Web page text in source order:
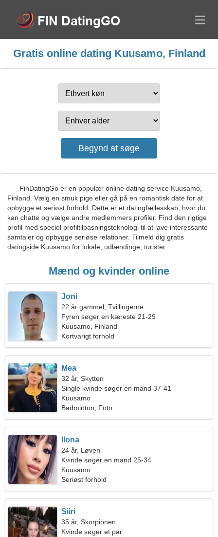
Gratis online dating Kuusamo, Finland
FinDatingGo er en populær online dating service Kuusamo,
Finland. Vælg en smuk pige eller gå på en romantisk date for at
opbygge et seriøst forhold. Dette er et datingfællesskab, hvor du
kan chatte og vælge andre medlemmers profiler. Find den rigtige
profil med speciel profiltilpasningsteknologi til at lave interessante
samtaler og opbygge seriøse relationer. Tilmeld dig gratis
datingside Kuusamo for lokale, udlændinge, turister.
Mænd og kvinder online
Joni
22 år gammel, Tvillingerne
Fyren søger en kæreste 21-29
Kuusamo, Finland
Kortvarigt forhold
Mea
32 år, Skytten
Single kvinde søger en mand 37-41
Kuusamo
Badminton, Foto
Ilona
24 år, Løven
Kvinde søger en mand 25-34
Kuusamo
Seriøst forhold
Siiri
35 år, Skorpionen
Kvinde søger et par